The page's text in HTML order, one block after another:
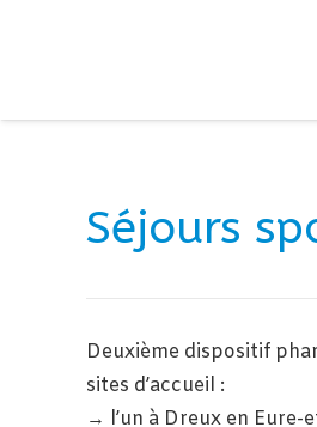
Séjours
Deuxième dispositif
sites d’accueil :
→ l’un à Dreux en Eure-